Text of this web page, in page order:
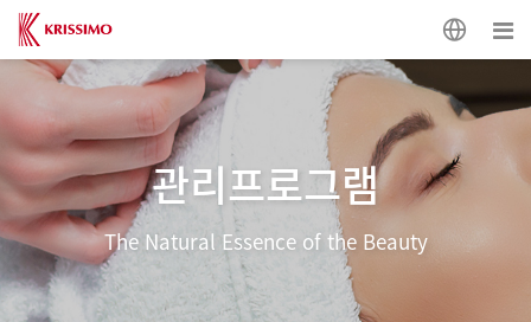
관리프로그램
The Natural Essence of the Beauty